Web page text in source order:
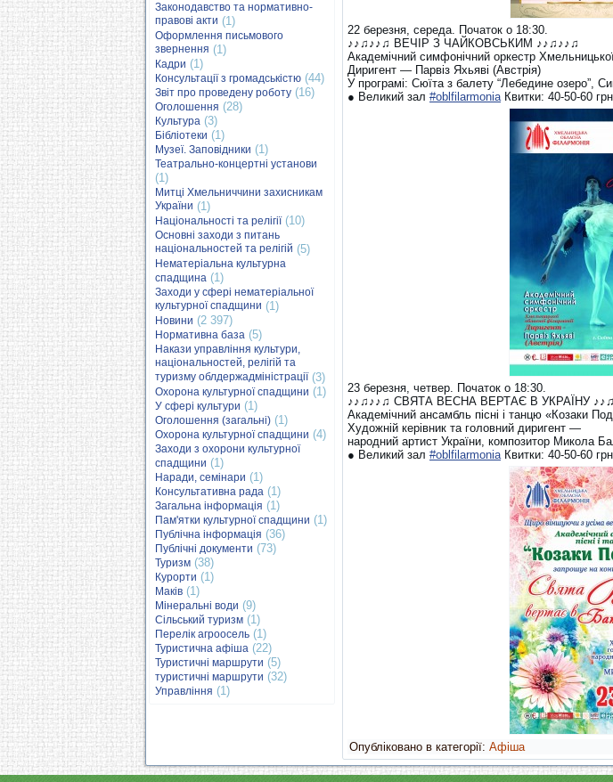
Законодавство та нормативно-
правові акти (1)
Оформлення письмового
звернення (1)
Кадри (1)
Консультації з громадськістю (44)
Звіт про проведену роботу (16)
Оголошення (28)
Культура (3)
Бібліотеки (1)
Музеї. Заповідники (1)
Театрально-концертні установи
(1)
Митці Хмельниччини захисникам
України (1)
Національності та релігії(10)
Основні заходи з питань
національностей та релігій (5)
Нематеріальна культурна
спадщина (1)
Заходи у сфері нематеріальної
культурної спадщини (1)
Новини (2 397)
Нормативна база (5)
Накази управління культури,
національностей, релігій та
туризму облдержадміністрації(3)
Охорона культурної спадщини (1)
У сфері культури (1)
Оголошення (загальні) (1)
Охорона культурної спадщини (4)
Заходи з охорони культурної
спадщини (1)
Наради, семінари (1)
Консультативна рада (1)
Загальна інформація (1)
Пам'ятки культурної спадщини (1)
Публічна інформація (36)
Публічні документи (73)
Туризм (38)
Курорти (1)
Маків (1)
Мінеральні води (9)
Сільський туризм (1)
Перелік агроосель (1)
Туристична афіша (22)
Туристичні маршрути (5)
туристичні маршрути (32)
Управління (1)
22 березня, середа. Початок о 18:30.
♪♪♫♪♪♫ ВЕЧІР З ЧАЙКОВСЬКИМ ♪♪♫♪♪♫
Академічний симфонічний оркестр
Диригент — Парвіз Яхьяві (Австрія)
У програмі: Сюїта з балету “Лебедине озеро”,
● Великий зал #oblfilarmoniaКвитки: 40-50-60
23 березня, четвер. Початок о 18:30.
♪♪♫♪♪♫ СВЯТА ВЕСНА ВЕРТАЄ В УКРАЇНУ
Академічний ансамбль пісні і танцю «Козаки
Художній керівник та головний диригент —
народний артист України, композитор Микола
● Великий зал #oblfilarmoniaКвитки: 40-50-60
Опубліковано в категорії: Афіша